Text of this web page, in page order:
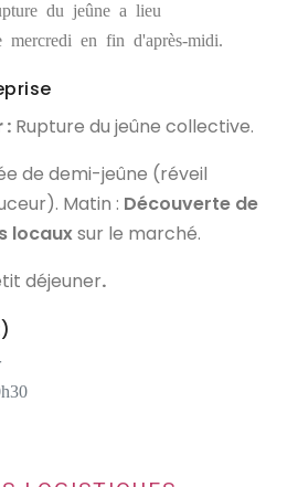
du jeûne a lieu
mercredi en fin d'après-midi.
: Rupture du jeûne collective.
de demi-jeûne (réveil
Matin : Découverte de
locauxsur le marché.
déjeuner.